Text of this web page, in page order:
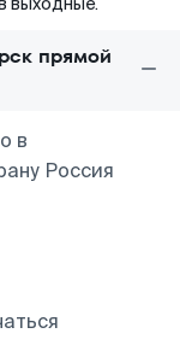
прямой
в
Россия